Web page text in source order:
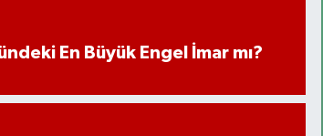
En Büyük Engel İmar mı?